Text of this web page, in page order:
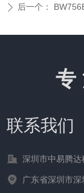
ꄲ 后一个：
深圳市中易腾
广东省深圳市
联系我们